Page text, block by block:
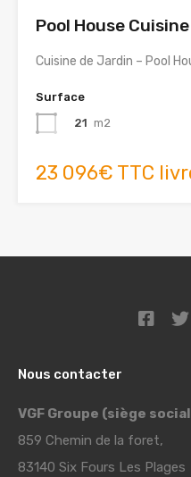
Pool House
Cuisine de Jardin – Pool
Surface
21 m2
23 096€ TTC
Nous contacter
VGF Groupe (siège
859 Chemin de la foret,
83140 Six Fours Les Plages